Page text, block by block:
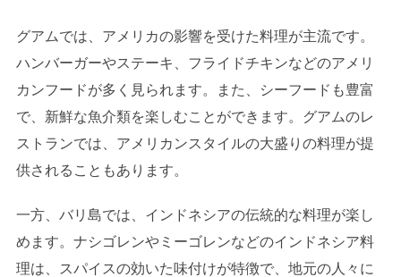
グアムでは、アメリカの影響を受けた料理が主流です。
ハンバーガーやステーキ、フライドチキンなどのアメリ
カンフードが多く見られます。また、シーフードも豊富
で、新鮮な魚介類を楽しむことができます。グアムのレ
ストランでは、アメリカンスタイルの大盛りの料理が提
供されることもあります。
一方、バリ島では、インドネシアの伝統的な料理が楽し
めます。ナシゴレンやミーゴレンなどのインドネシア料
理は、スパイスの効いた味付けが特徴で、地元の人々に